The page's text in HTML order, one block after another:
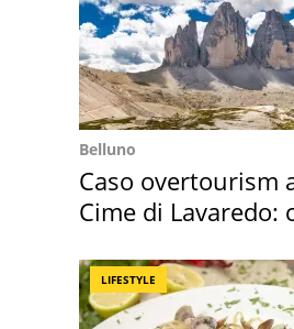
Belluno
Caso overtourism
Cime di Lavaredo:
LIFESTYLE